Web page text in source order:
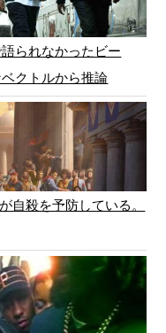
られなかったビー
クトルから推論
殺を予防している。